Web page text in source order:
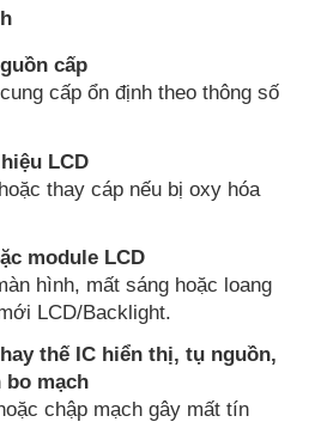
cấp
cấp ổn định theo thông số
LCD
thay cáp nếu bị oxy hóa
module LCD
hình, mất sáng hoặc loang
LCD/Backlight.
thế IC hiển thị, tụ nguồn,
mạch
chập mạch gây mất tín